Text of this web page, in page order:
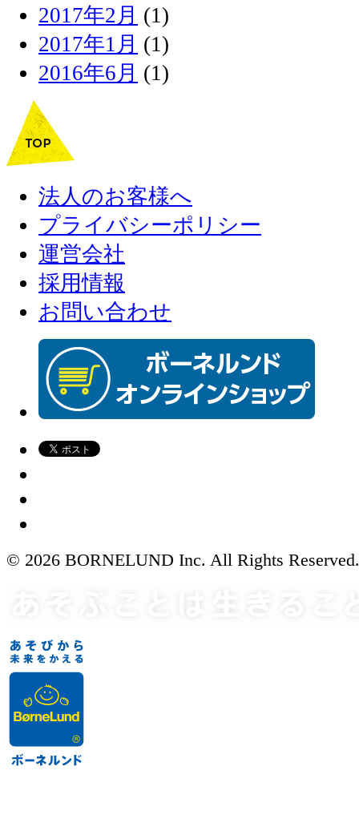
2017年2月 (1)
2017年1月 (1)
2016年6月 (1)
法人のお客様へ
プライバシーポリシー
運営会社
採用情報
お問い合わせ
© 2026 BORNELUND Inc. All Rights Reserved.